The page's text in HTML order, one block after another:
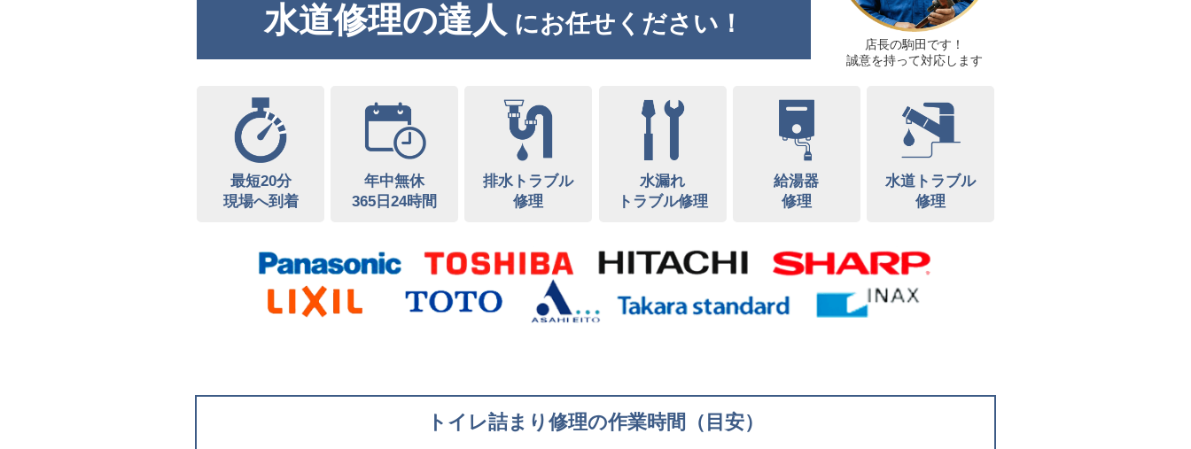
水道修理の達人 にお任せください！
店長の駒田です！
誠意を持って対応します
最短20分
現場へ到着
年中無休
365日24時間
排水トラブル
修理
水漏れ
トラブル修理
給湯器
修理
水道トラブル
修理
トイレ詰まり修理の作業時間（目安）